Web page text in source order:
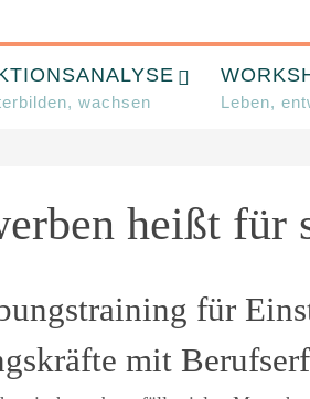
wachsen Leben,
heißt für
für
mit